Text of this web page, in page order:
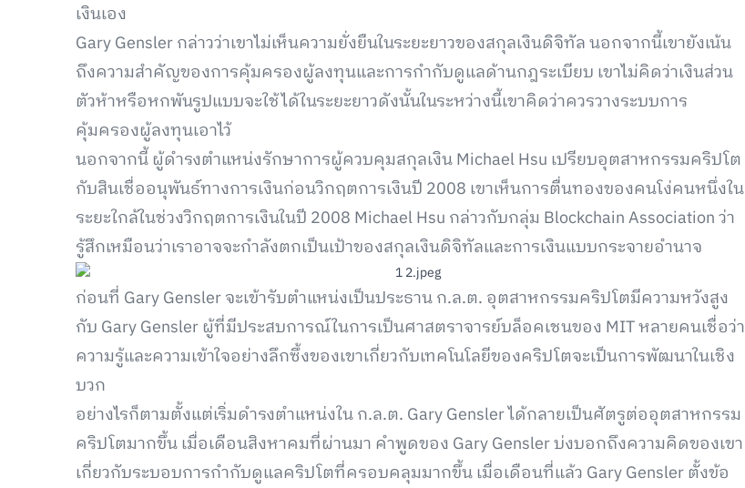
เงินเอง
Gary Gensler กล่าวว่าเขาไม่เห็นความยั่งยืนในระยะยาวของสกุลเงินดิจิทัล นอกจากนี้เขายังเน้น
ถึงความสำคัญของการคุ้มครองผู้ลงทุนและการกำกับดูแลด้านกฎระเบียบ เขาไม่คิดว่าเงินส่วน
ตัวห้าหรือหกพันรูปแบบจะใช้ได้ในระยะยาวดังนั้นในระหว่างนี้เขาคิดว่าควรวางระบบการ
คุ้มครองผู้ลงทุนเอาไว้
นอกจากนี้ ผู้ดำรงตำแหน่งรักษาการผู้ควบคุมสกุลเงิน Michael Hsu เปรียบอุตสาหกรรมคริปโต
กับสินเชื่ออนุพันธ์ทางการเงินก่อนวิกฤตการเงินปี 2008 เขาเห็นการตื่นทองของคนโง่คนหนึ่งใน
ระยะใกล้ในช่วงวิกฤตการเงินในปี 2008 Michael Hsu กล่าวกับกลุ่ม Blockchain Association ว่า
รู้สึกเหมือนว่าเราอาจจะกำลังตกเป็นเป้าของสกุลเงินดิจิทัลและการเงินแบบกระจายอำนาจ
ก่อนที่ Gary Gensler จะเข้ารับตำแหน่งเป็นประธาน ก.ล.ต. อุตสาหกรรมคริปโตมีความหวังสูง
กับ Gary Gensler ผู้ที่มีประสบการณ์ในการเป็นศาสตราจารย์บล็อคเชนของ MIT หลายคนเชื่อว่า
ความรู้และความเข้าใจอย่างลึกซึ้งของเขาเกี่ยวกับเทคโนโลยีของคริปโตจะเป็นการพัฒนาในเชิง
บวก
อย่างไรก็ตามตั้งแต่เริ่มดำรงตำแหน่งใน ก.ล.ต. Gary Gensler ได้กลายเป็นศัตรูต่ออุตสาหกรรม
คริปโตมากขึ้น เมื่อเดือนสิงหาคมที่ผ่านมา คำพูดของ Gary Gensler บ่งบอกถึงความคิดของเขา
เกี่ยวกับระบอบการกำกับดูแลคริปโตที่ครอบคลุมมากขึ้น เมื่อเดือนที่แล้ว Gary Gensler ตั้งข้อ